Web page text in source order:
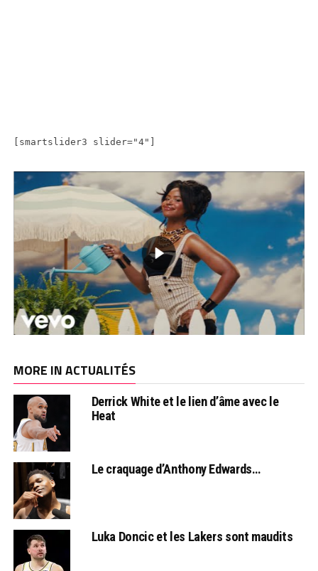
[smartslider3 slider="4"]
MORE IN ACTUALITÉS
Derrick White et le lien d’âme avec le
Heat
Le craquage d’Anthony Edwards…
Luka Doncic et les Lakers sont maudits